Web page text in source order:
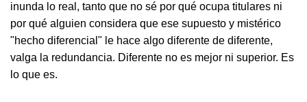
inunda lo real, tanto que no sé por qué ocupa titulares ni
por qué alguien considera que ese supuesto y mistérico
"hecho diferencial" le hace algo diferente de diferente,
valga la redundancia. Diferente no es mejor ni superior. Es
lo que es.